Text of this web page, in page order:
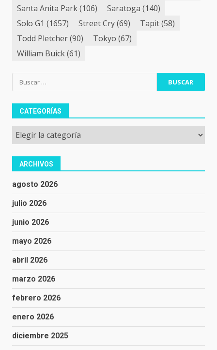
Santa Anita Park(106) Saratoga (140)
Solo G1 (1657) Street Cry(69) Tapit(58)
Todd Pletcher(90) Tokyo (67)
William Buick(61)
Buscar:
CATEGORÍAS
Categorías
ARCHIVOS
agosto 2026
julio 2026
junio 2026
mayo 2026
abril 2026
marzo 2026
febrero 2026
enero 2026
diciembre 2025